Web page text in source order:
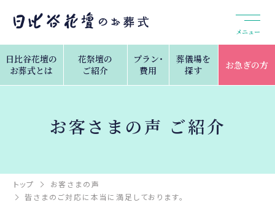
メニュー
日比谷花壇の
お葬式とは
花祭壇の
ご紹介
プラン・
費用
葬儀場を
探す
お急ぎの方
お客さまの声 ご紹介
トップ
お客さまの声
皆さまのご対応に本当に満足しております。